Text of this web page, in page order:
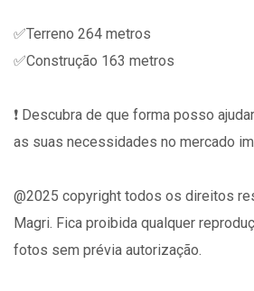
✅Terreno 264 metros
✅Construção 163 metros
❗️ Descubra de que forma posso
as suas necessidades no mercado
@2025 copyright todos os direitos
Magri. Fica proibida qualquer
fotos sem prévia autorização.